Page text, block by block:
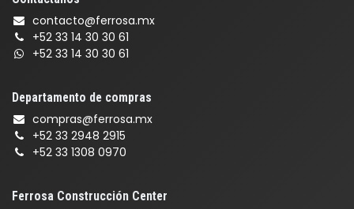
Ferrosa Construcción Center
contacto@ferrosa.mx
+52 33 14 30 30 61
+52 33 14 30 30 61
Departamento de compras
compras@ferrosa.mx
+52 33 2948 2915
+52 33 1308 0970